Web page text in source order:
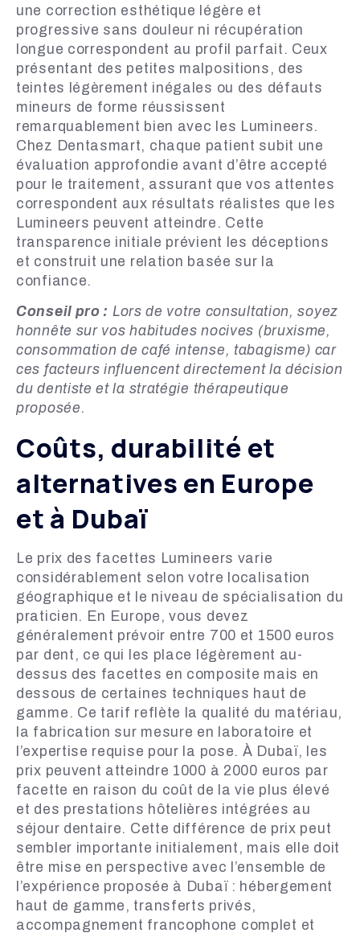
une correction esthétique légère et
progressive sans douleur ni récupération
longue correspondent au profil parfait. Ceux
présentant des petites malpositions, des
teintes légèrement inégales ou des défauts
mineurs de forme réussissent
remarquablement bien avec les Lumineers.
Chez Dentasmart, chaque patient subit une
évaluation approfondie avant d’être accepté
pour le traitement, assurant que vos attentes
correspondent aux résultats réalistes que les
Lumineers peuvent atteindre. Cette
transparence initiale prévient les déceptions
et construit une relation basée sur la
confiance.
Conseil pro : Lors de votre consultation, soyez
honnête sur vos habitudes nocives (bruxisme,
consommation de café intense, tabagisme) car
ces facteurs influencent directement la décision
du dentiste et la stratégie thérapeutique
proposée.
Coûts, durabilité et
alternatives en Europe
et à Dubaï
Le prix des facettes Lumineers varie
considérablement selon votre localisation
géographique et le niveau de spécialisation du
praticien. En Europe, vous devez
généralement prévoir entre 700 et 1500 euros
par dent, ce qui les place légèrement au-
dessus des facettes en composite mais en
dessous de certaines techniques haut de
gamme. Ce tarif reflète la qualité du matériau,
la fabrication sur mesure en laboratoire et
l’expertise requise pour la pose. À Dubaï, les
prix peuvent atteindre 1000 à 2000 euros par
facette en raison du coût de la vie plus élevé
et des prestations hôtelières intégrées au
séjour dentaire. Cette différence de prix peut
sembler importante initialement, mais elle doit
être mise en perspective avec l’ensemble de
l’expérience proposée à Dubaï : hébergement
haut de gamme, transferts privés,
accompagnement francophone complet et